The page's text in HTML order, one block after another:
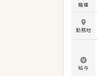
職種
勤務地
給与